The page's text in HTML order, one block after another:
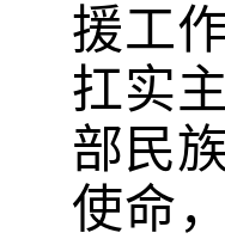
援工
扛实
部民
使命